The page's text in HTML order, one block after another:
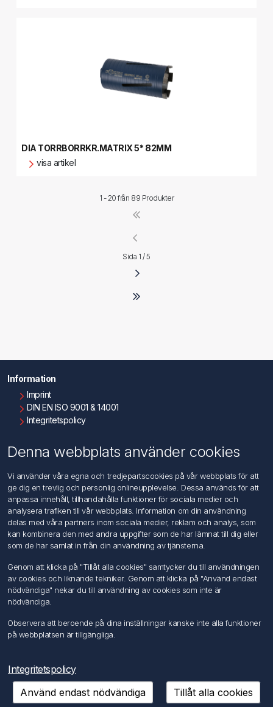
DIA TORRBORRKR.MATRIX 5* 82MM
visa artikel
1 - 20 från 89 Produkter
Sida 1 / 5
Information
Imprint
DIN EN ISO 9001 & 14001
Integritetspolicy
Kontakta oss
Kundtjänst
Sök
Mitt konto
Mina ordrar
Mina adresser
Följ oss
Copyright © 2026 FÖRCH Sverige AB. Alla rättigheter reserverade.
Powered bynopCommerce
Denna webbplats använder cookies
Vi använder våra egna och tredjepartscookies på vår webbplats för att
ge dig en trevlig och personlig onlineupplevelse. Dessa används för att
anpassa innehåll, tillhandahålla funktioner för sociala medier och
analysera trafiken till vår webbplats. Information om din användning
delas med våra partners inom sociala medier, reklam och analys, som
kan kombinera den med andra uppgifter som de har lämnat till dig eller
som de har samlat in från din användning av tjänsterna.
Genom att klicka på "Tillåt alla cookies" samtycker du till användningen
av cookies och liknande tekniker. Genom att klicka på "Använd endast
nödvändiga" nekar du till användning av cookies som inte är
nödvändiga.
Observera att beroende på dina inställningar kanske inte alla funktioner
på webbplatsen är tillgängliga.
Integritetspolicy
Använd endast nödvändiga
Tillåt alla cookies